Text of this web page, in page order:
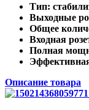
Тип:
Выходные
Общее
Входная
Полная
Описание товара